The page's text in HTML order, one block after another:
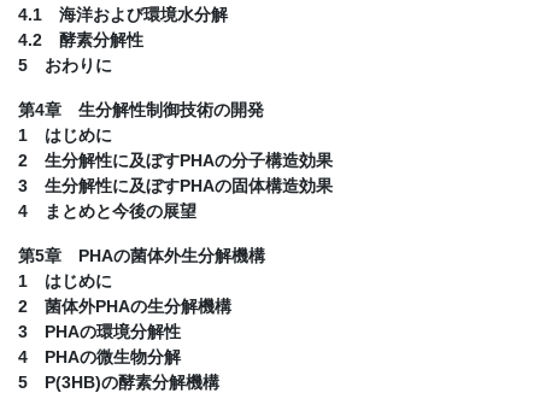
4.1 海洋および環境水分解
4.2 酵素分解性
5 おわりに
第4章 生分解性制御技術の開発
1 はじめに
2 生分解性に及ぼすPHAの分子構造効果
3 生分解性に及ぼすPHAの固体構造効果
4 まとめと今後の展望
第5章 PHAの菌体外生分解機構
1 はじめに
2 菌体外PHAの生分解機構
3 PHAの環境分解性
4 PHAの微生物分解
5 P(3HB)の酵素分解機構